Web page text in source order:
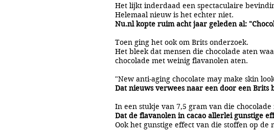
Het lijkt inderdaad een spectaculaire
Helemaal nieuw is het echter niet.
Nu.nl kopte ruim acht jaar geleden al:
Toen ging het ook om Brits onderzoek.
Het bleek dat mensen die chocolade aten
chocolade met weinig flavanolen aten.
"New anti-aging chocolate may make skin
Dat nieuws verwees naar een door een
In een stukje van 7,5 gram van die
Dat de flavanolen in cacao allerlei gunstige
Ook het gunstige effect van die stoffen op